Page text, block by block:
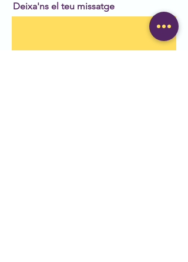
Deixa'ns el teu missatge